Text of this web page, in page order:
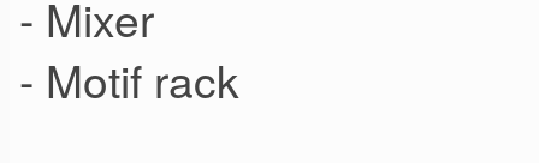
- Mixer
- Motif rack